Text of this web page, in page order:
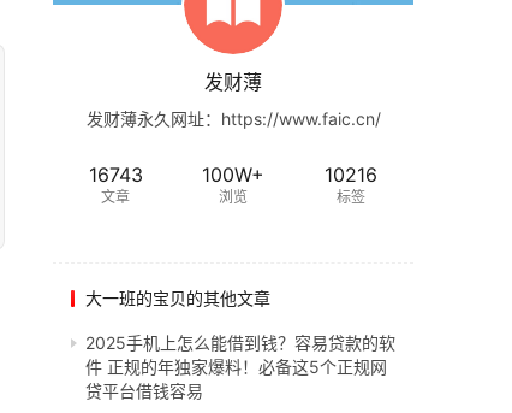
发财薄
发财薄永久网址：https://www.faic.cn/
16743
文章
100W+
浏览
10216
标签
大一班的宝贝的其他文章
2025手机上怎么能借到钱？容易贷款的软
件 正规的年独家爆料！必备​这5个正规网
贷平台借钱容易